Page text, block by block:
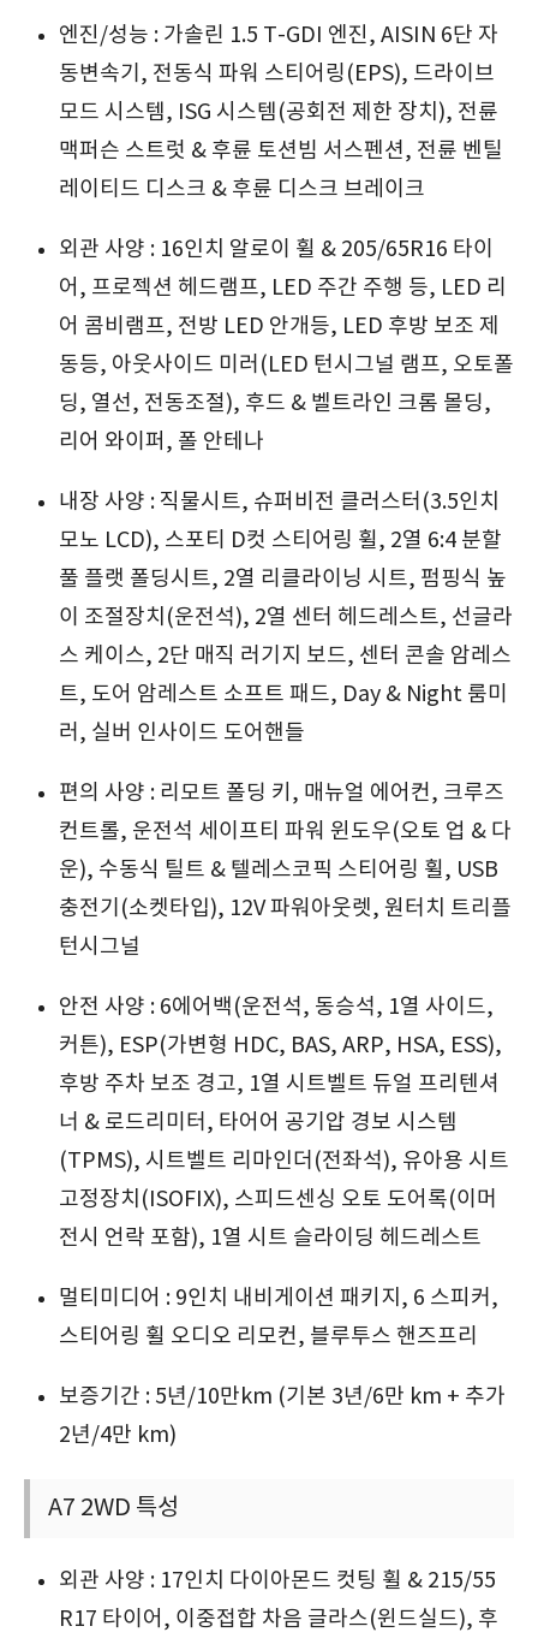
엔진/성능 : 가솔린 1.5 T-GDI 엔진, AISIN 6단 자
동변속기, 전동식 파워 스티어링(EPS), 드라이브
모드 시스템, ISG 시스템(공회전 제한 장치), 전륜
맥퍼슨 스트럿 & 후륜 토션빔 서스펜션, 전륜 벤틸
레이티드 디스크 & 후륜 디스크 브레이크
외관 사양 : 16인치 알로이 휠 & 205/65R16 타이
어, 프로젝션 헤드램프, LED 주간 주행 등, LED 리
어 콤비램프, 전방 LED 안개등, LED 후방 보조 제
동등, 아웃사이드 미러(LED 턴시그널 램프, 오토폴
딩, 열선, 전동조절), 후드 & 벨트라인 크롬 몰딩,
리어 와이퍼, 폴 안테나
내장 사양 : 직물시트, 슈퍼비전 클러스터(3.5인치
모노 LCD), 스포티 D컷 스티어링 휠, 2열 6:4 분할
풀 플랫 폴딩시트, 2열 리클라이닝 시트, 펌핑식 높
이 조절장치(운전석), 2열 센터 헤드레스트, 선글라
스 케이스, 2단 매직 러기지 보드, 센터 콘솔 암레스
트, 도어 암레스트 소프트 패드, Day & Night 룸미
러, 실버 인사이드 도어핸들
편의 사양 : 리모트 폴딩 키, 매뉴얼 에어컨, 크루즈
컨트롤, 운전석 세이프티 파워 윈도우(오토 업 & 다
운), 수동식 틸트 & 텔레스코픽 스티어링 휠, USB
충전기(소켓타입), 12V 파워아웃렛, 원터치 트리플
턴시그널
안전 사양 : 6에어백(운전석, 동승석, 1열 사이드,
커튼), ESP(가변형 HDC, BAS, ARP, HSA, ESS),
후방 주차 보조 경고, 1열 시트벨트 듀얼 프리텐셔
너 & 로드리미터, 타어어 공기압 경보 시스템
(TPMS), 시트벨트 리마인더(전좌석), 유아용 시트
고정장치(ISOFIX), 스피드센싱 오토 도어록(이머
전시 언락 포함), 1열 시트 슬라이딩 헤드레스트
멀티미디어 : 9인치 내비게이션 패키지, 6 스피커,
스티어링 휠 오디오 리모컨, 블루투스 핸즈프리
보증기간 : 5년/10만km (기본 3년/6만 km + 추가
2년/4만 km)
A7 2WD 특성
외관 사양 : 17인치 다이아몬드 컷팅 휠 & 215/55
R17 타이어, 이중접합 차음 글라스(윈드실드), 후